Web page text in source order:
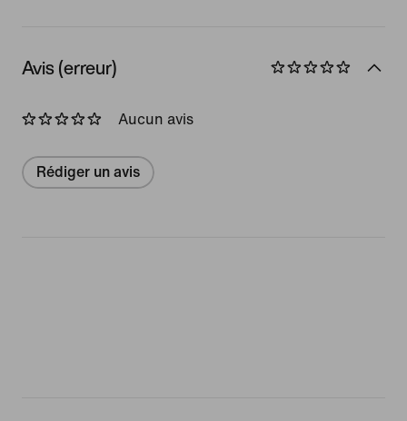
Avis (erreur)
Aucun avis
Rédiger un avis